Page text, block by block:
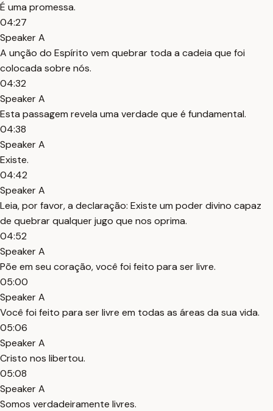
É uma promessa.
04:27
Speaker A
A unção do Espírito vem quebrar toda a cadeia que foi
colocada sobre nós.
04:32
Speaker A
Esta passagem revela uma verdade que é fundamental.
04:38
Speaker A
Existe.
04:42
Speaker A
Leia, por favor, a declaração: Existe um poder divino capaz
de quebrar qualquer jugo que nos oprima.
04:52
Speaker A
Põe em seu coração, você foi feito para ser livre.
05:00
Speaker A
Você foi feito para ser livre em todas as áreas da sua vida.
05:06
Speaker A
Cristo nos libertou.
05:08
Speaker A
Somos verdadeiramente livres.